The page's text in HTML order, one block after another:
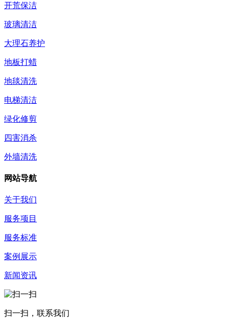
开荒保洁
玻璃清洁
大理石养护
地板打蜡
地毯清洗
电梯清洁
绿化修剪
四害消杀
外墙清洗
网站导航
关于我们
服务项目
服务标准
案例展示
新闻资讯
扫一扫，联系我们